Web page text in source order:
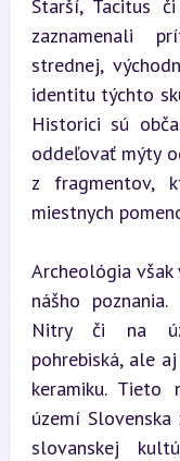
Starší, Tacitus
zaznamenali
strednej,
identitu týchto
Historici sú
oddeľovať mýty
z fragmentov,
miestnych
Archeológia
nášho
Nitry či na
pohrebiská, ale
keramiku. Tieto
území
slovanskej